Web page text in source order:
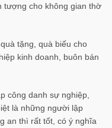
tượng cho không gian thờ
tặng, quà biếu cho
kinh doanh, buôn bán
công danh sự nghiệp,
là những người lập
an thì rất tốt, có ý nghĩa